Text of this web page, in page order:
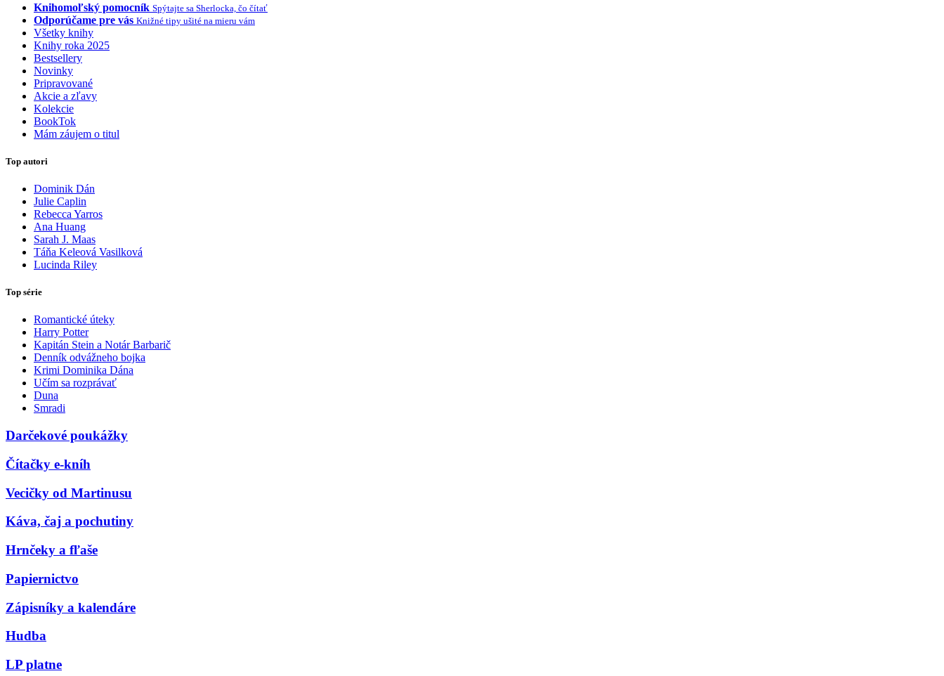
Knihomoľský pomocník Spýtajte sa Sherlocka, čo čítať
Odporúčame pre vás Knižné tipy ušité na mieru vám
Všetky knihy
Knihy roka 2025
Bestsellery
Novinky
Pripravované
Akcie a zľavy
Kolekcie
BookTok
Mám záujem o titul
Top autori
Dominik Dán
Julie Caplin
Rebecca Yarros
Ana Huang
Sarah J. Maas
Táňa Keleová Vasilková
Lucinda Riley
Top série
Romantické úteky
Harry Potter
Kapitán Stein a Notár Barbarič
Denník odvážneho bojka
Krimi Dominika Dána
Učím sa rozprávať
Duna
Smradi
Darčekové poukážky
Čítačky e-kníh
Vecičky od Martinusu
Káva, čaj a pochutiny
Hrnčeky a fľaše
Papiernictvo
Zápisníky a kalendáre
Hudba
LP platne